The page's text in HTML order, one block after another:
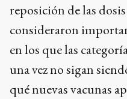
reposición de las
consideraron
en los que las
una vez no sigan
qué nuevas vacunas